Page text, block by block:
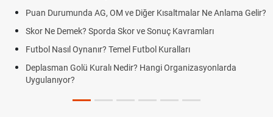
Puan Durumunda AG, OM ve Diğer Kısaltmalar Ne Anlama Gelir?
Skor Ne Demek? Sporda Skor ve Sonuç Kavramları
Futbol Nasıl Oynanır? Temel Futbol Kuralları
Deplasman Golü Kuralı Nedir? Hangi Organizasyonlarda
Uygulanıyor?